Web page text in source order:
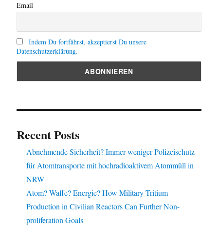
Email
Indem Du fortfährst, akzeptierst Du unsere
Datenschutzerklärung.
Recent Posts
Abnehmende Sicherheit? Immer weniger Polizeischutz
für Atomtransporte mit hochradioaktivem Atommüll in
NRW
Atom? Waffe? Energie? How Military Tritium
Production in Civilian Reactors Can Further Non-
proliferation Goals